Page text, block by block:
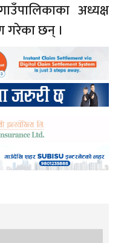
अध्यक्ष
गरेका छन् ।